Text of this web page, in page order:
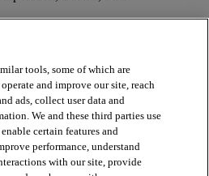
tools, some of which are
and improve our site, reach
ads, collect user data and
We and these third parties use
certain features and
performance, understand
with our site, provide